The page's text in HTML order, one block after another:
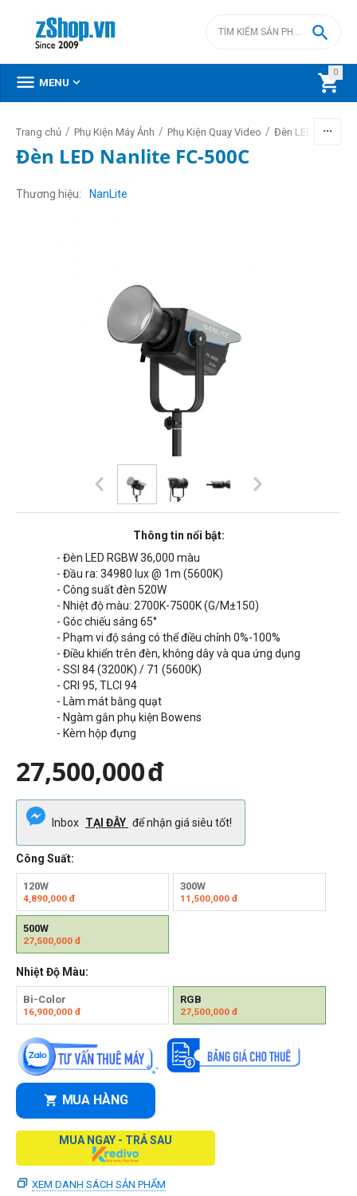
0


 MENU 
Trang chủ / Phụ Kiện Máy Ảnh / Phụ Kiện Quay Video / Đèn LED video
Đèn LED Nanlite FC-500C
Thương hiệu NanLite
Thông tin nổi bật:
- Đèn LED RGBW36,000 màu
- Đầu ra: 34980 lux @ 1m (5600K)
- Công suất đèn 520W
- Nhiệt độ màu: 2700K-7500K (G/M±150)
- Góc chiếu sáng 65°
- Phạm vi độ sáng có thể điều chỉnh 0%-100%
- Điều khiển trên đèn, không dây và qua ứng dụng
- SSI 84 (3200K) / 71 (5600K)
- CRI 95, TLCI 94
- Làm mát bằng quạt
- Ngàm gắn phụ kiện Bowens
- Kèm hộp đựng
27,500,000đ
Inbox TẠI ĐÂY để nhận giá siêu tốt!
Công Suất:
120W
4,890,000 đ
300W
11,500,000đ
500W
27,500,000 đ
Nhiệt Độ Màu:
Bi-Color
16,900,000 đ
RGB
27,500,000đ
MUA HÀNG
MUA NGAY - TRẢ SAU
XEM DANH SÁCH SẢN PHẨM